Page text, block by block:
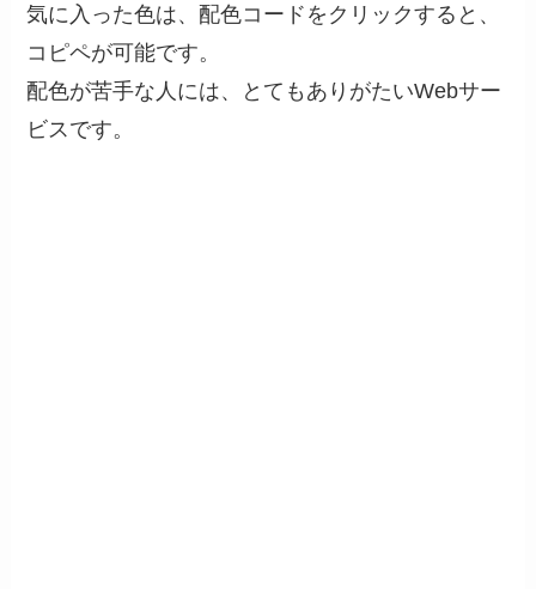
気に入った色は、配色コードをクリックすると、
コピペが可能です。
配色が苦手な人には、とてもありがたいWebサー
ビスです。